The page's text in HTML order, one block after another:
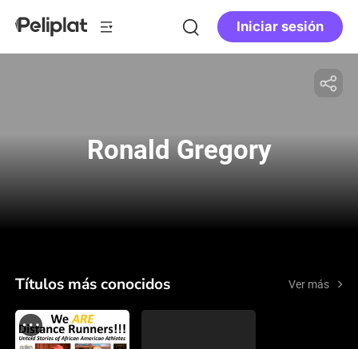
Iniciar sesión
Ronald Gregory
Títulos más conocidos Ver más